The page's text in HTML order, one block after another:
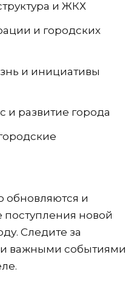
и ЖКХ
и городских
и инициативы
и развитие города
обновляются и
новой
Следите за
важными событиями